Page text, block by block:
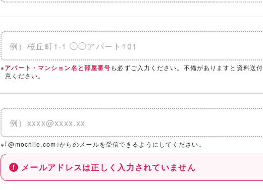
※アパート・マンション名と部屋番号も必ずご入力ください。不備がありますと資料送
意ください。
※｢@mochiie.com｣からのメールを受信できるようにしてください。
メールアドレスは正しく入力されていません